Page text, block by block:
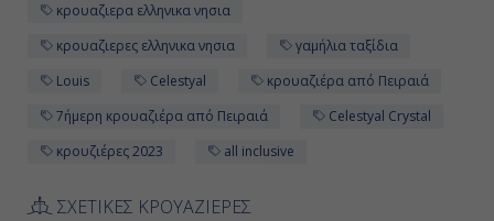
κρουαζιερα ελληνικα νησια
κρουαζιερες ελληνικα νησια
γαμήλια ταξίδια
Louis
Celestyal
κρουαζιέρα από Πειραιά
7ήμερη κρουαζιέρα από Πειραιά
Celestyal Crystal
κρουζιέρες 2023
all inclusive
ΣΧΕΤΙΚΕΣ ΚΡΟΥΑΖΙΕΡΕΣ